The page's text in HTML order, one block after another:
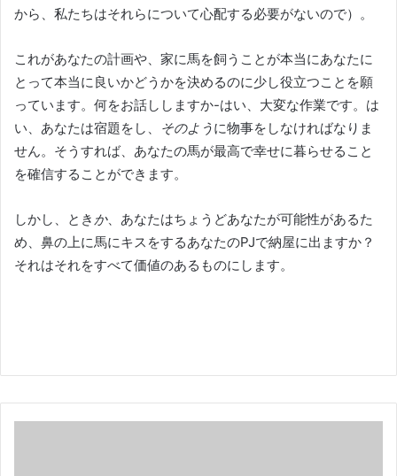
から、私たちはそれらについて心配する必要がないので）。
これがあなたの計画や、家に馬を飼うことが本当にあなたに
とって本当に良いかどうかを決めるのに少し役立つことを願
っています。 何をお話ししますか-はい、大変な作業です。 は
い、あなたは宿題をし 、 そのように物事をしなければなりま
せん。 そうすれば、あなたの馬が最高で幸せに暮らせること
を確信することができます。
しかし、とき か、あなたはちょうどあなたが可能性があるた
め、鼻の上に馬にキスをするあなたのPJで納屋に出ますか？
それはそれをすべて価値のあるものにします。